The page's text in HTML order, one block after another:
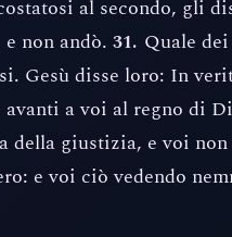
al secondo, gli
non andò. 31. Quale
Gesù disse loro: In
avanti a voi al regno di
della giustizia, e voi
e voi ciò vedendo